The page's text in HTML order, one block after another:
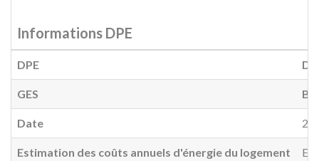
Informations DPE
DPE D
GES B
Date
Estimation des coûts annuels d'énergie du logement